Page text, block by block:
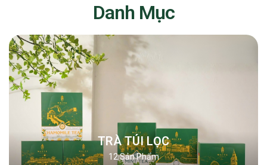
Danh Mục
TRÀ TÚI LỌC
12Sản Phẩm